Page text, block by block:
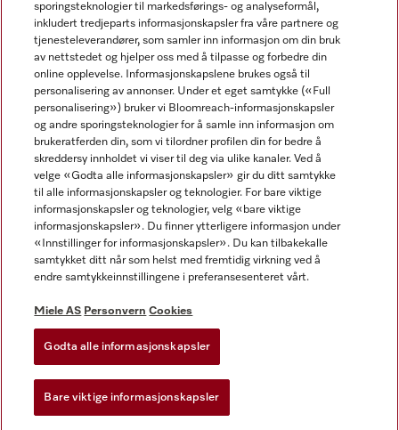
Miele AS
Vilkår og betingelser
Vilkår for bruk
Miele tilgjengelighetserklæring
Miele på Facebook
Miele på Youtube
Miele på Instagram
sporingsteknologier til markedsførings- og analyseformål,
inkludert tredjeparts informasjonskapsler fra våre partnere og
tjenesteleverandører, som samler inn informasjon om din bruk
av nettstedet og hjelper oss med å tilpasse og forbedre din
online opplevelse. Informasjonskapslene brukes også til
personalisering av annonser. Under et eget samtykke («Full
personalisering») bruker vi Bloomreach-informasjonskapsler
og andre sporingsteknologier for å samle inn informasjon om
brukeratferden din, som vi tilordner profilen din for bedre å
skreddersy innholdet vi viser til deg via ulike kanaler. Ved å
velge «Godta alle informasjonskapsler» gir du ditt samtykke
til alle informasjonskapsler og teknologier. For bare viktige
informasjonskapsler og teknologier, velg «bare viktige
informasjonskapsler». Du finner ytterligere informasjon under
«Innstillinger for informasjonskapsler». Du kan tilbakekalle
samtykket ditt når som helst med fremtidig virkning ved å
endre samtykkeinnstillingene i preferansesenteret vårt.
Miele AS Personvern Cookies
Godta alle informasjonskapsler
Bare viktige informasjonskapsler